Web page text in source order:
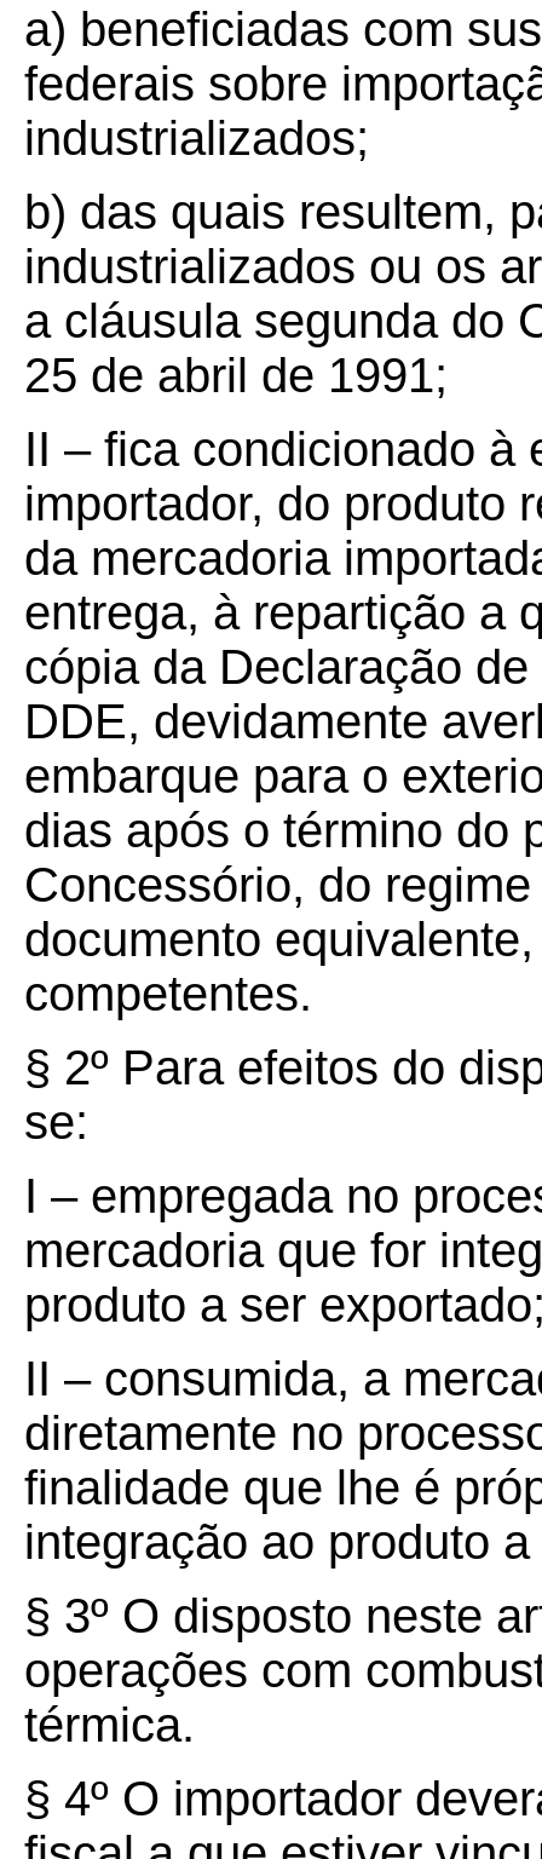
a) beneficiadas com
federais sobre
industrializados;
b) das quais resultem,
industrializados ou os
a cláusula segunda do
25 de abril de 1991;
II – fica condicionado à
importador, do produto
da mercadoria
entrega, à repartição a
cópia da Declaração
DDE, devidamente
embarque para o
dias após o término do
Concessório, do
documento
competentes.
§ 2º Para efeitos do
se:
I – empregada no
mercadoria que for
produto a ser
II – consumida, a
diretamente no
finalidade que lhe é
integração ao produto
§ 3º O disposto neste
operações com
térmica.
§ 4º O importador